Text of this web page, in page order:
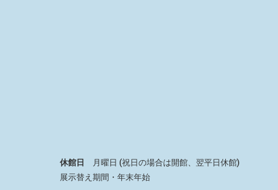
休館日
月曜日 (祝日の場合は開館、翌平日休館)
展示替え期間・年末年始